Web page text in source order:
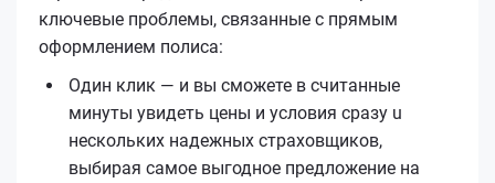
ключевые проблемы, связанные с прямым
оформлением полиса:
Один клик — и вы сможете в считанные
минуты увидеть цены и условия сразу u
нескольких надежных страховщиков,
выбирая самое выгодное предложение на